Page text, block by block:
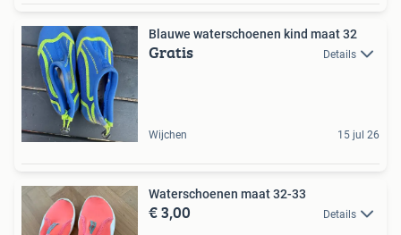
Blauwe waterschoenen kind maat 32
Gratis Details
Wijchen 15 jul 26
Waterschoenen maat 32-33
€ 3,00 Details